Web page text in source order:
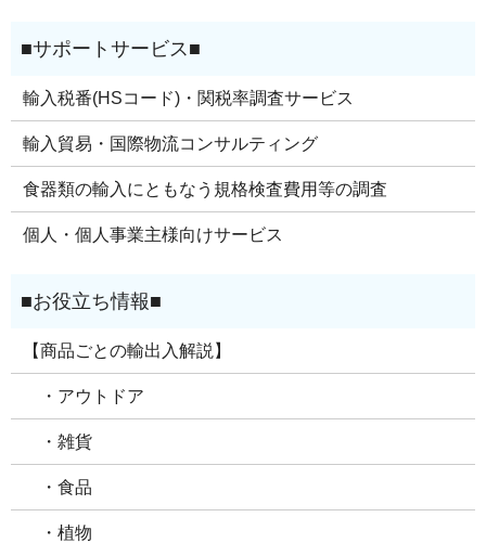
輸入税番(HSコード)・関税率調査サービス
輸入貿易・国際物流コンサルティング
食器類の輸入にともなう規格検査費用等の調査
個人・個人事業主様向けサービス
【商品ごとの輸出入解説】
・アウトドア
・雑貨
・食品
・植物